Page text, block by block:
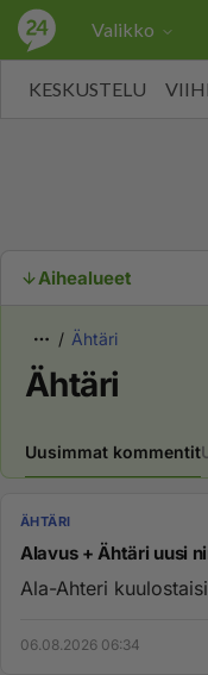
Valikko
KESKUSTELU
Aihealueet
Ähtäri
Ähtäri
Uusimmat kommentit
ÄHTÄRI
Alavus + Ähtäri uusi
Ala-Ahteri
06.08.2026 06:34